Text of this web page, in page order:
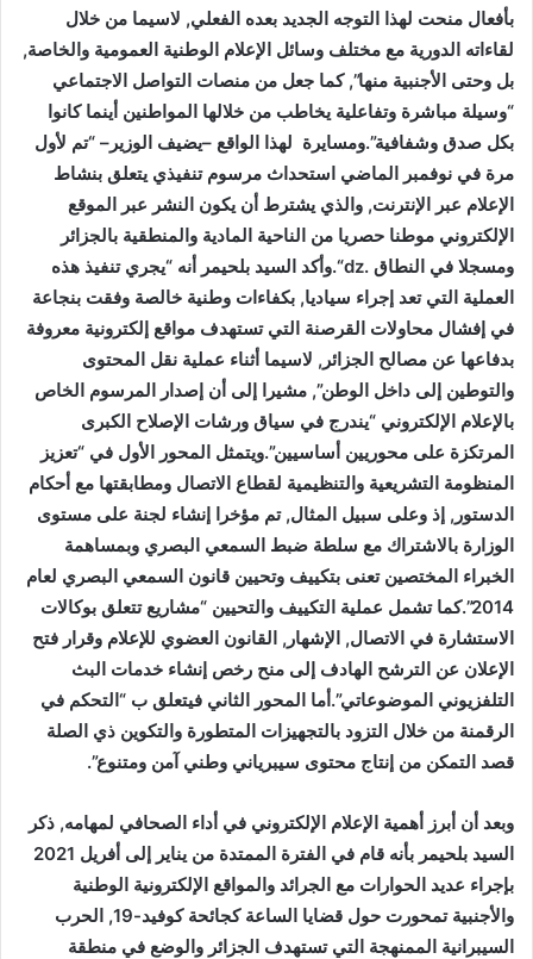
بأفعال منحت لهذا التوجه الجديد بعده الفعلي, لاسيما من خلال
لقاءاته الدورية مع مختلف وسائل الإعلام الوطنية العمومية والخاصة,
بل وحتى الأجنبية منها”, كما جعل من منصات التواصل الاجتماعي
“وسيلة مباشرة وتفاعلية يخاطب من خلالها المواطنين أينما كانوا
بكل صدق وشفافية”.ومسايرة لهذا الواقع –يضيف الوزير– “تم لأول
مرة في نوفمبر الماضي استحداث مرسوم تنفيذي يتعلق بنشاط
الإعلام عبر الإنترنت, والذي يشترط أن يكون النشر عبر الموقع
الإلكتروني موطنا حصريا من الناحية المادية والمنطقية بالجزائر
ومسجلا في النطاق .dz“.وأكد السيد بلحيمر أنه “يجري تنفيذ هذه
العملية التي تعد إجراء سياديا, بكفاءات وطنية خالصة وفقت بنجاعة
في إفشال محاولات القرصنة التي تستهدف مواقع إلكترونية معروفة
بدفاعها عن مصالح الجزائر, لاسيما أثناء عملية نقل المحتوى
والتوطين إلى داخل الوطن”, مشيرا إلى أن إصدار المرسوم الخاص
بالإعلام الإلكتروني “يندرج في سياق ورشات الإصلاح الكبرى
المرتكزة على محوريين أساسيين”.ويتمثل المحور الأول في “تعزيز
المنظومة التشريعية والتنظيمية لقطاع الاتصال ومطابقتها مع أحكام
الدستور, إذ وعلى سبيل المثال, تم مؤخرا إنشاء لجنة على مستوى
الوزارة بالاشتراك مع سلطة ضبط السمعي البصري وبمساهمة
الخبراء المختصين تعنى بتكييف وتحيين قانون السمعي البصري لعام
2014”.كما تشمل عملية التكييف والتحيين “مشاريع تتعلق بوكالات
الاستشارة في الاتصال, الإشهار, القانون العضوي للإعلام وقرار فتح
الإعلان عن الترشح الهادف إلى منح رخص إنشاء خدمات البث
التلفزيوني الموضوعاتي”.أما المحور الثاني فيتعلق ب “التحكم في
الرقمنة من خلال التزود بالتجهيزات المتطورة والتكوين ذي الصلة
قصد التمكن من إنتاج محتوى سيبرياني وطني آمن ومتنوع”.
وبعد أن أبرز أهمية الإعلام الإلكتروني في أداء الصحافي لمهامه, ذكر
السيد بلحيمر بأنه قام في الفترة الممتدة من يناير إلى أفريل 2021
بإجراء عديد الحوارات مع الجرائد والمواقع الإلكترونية الوطنية
والأجنبية تمحورت حول قضايا الساعة كجائحة كوفيد-19, الحرب
السيبرانية الممنهجة التي تستهدف الجزائر والوضع في منطقة